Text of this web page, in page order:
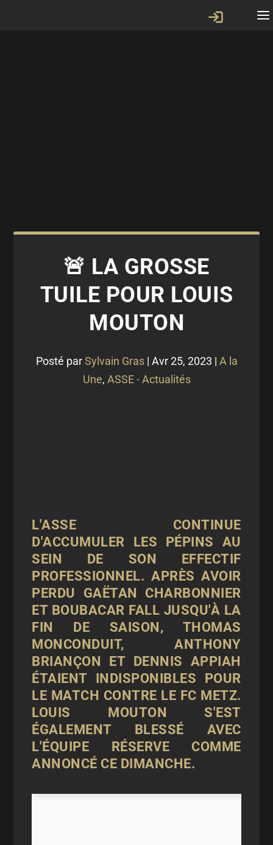
🚨 LA GROSSE
TUILE POUR LOUIS
MOUTON
Posté parSylvain Gras| Avr 25, 2023 | A la
Une, ASSE - Actualités
L'ASSE CONTINUE
D'ACCUMULER LES PÉPINS AU
SEIN DE SON EFFECTIF
PROFESSIONNEL. APRÈS AVOIR
PERDU GAËTAN CHARBONNIER
ET BOUBACAR FALL JUSQU'À LA
FIN DE SAISON, THOMAS
MONCONDUIT, ANTHONY
BRIANÇON ET DENNIS APPIAH
ÉTAIENT INDISPONIBLES POUR
LE MATCH CONTRE LE FC METZ.
LOUIS MOUTON S'EST
ÉGALEMENT BLESSÉ AVEC
L'ÉQUIPE RÉSERVE COMME
ANNONCÉ CE DIMANCHE.